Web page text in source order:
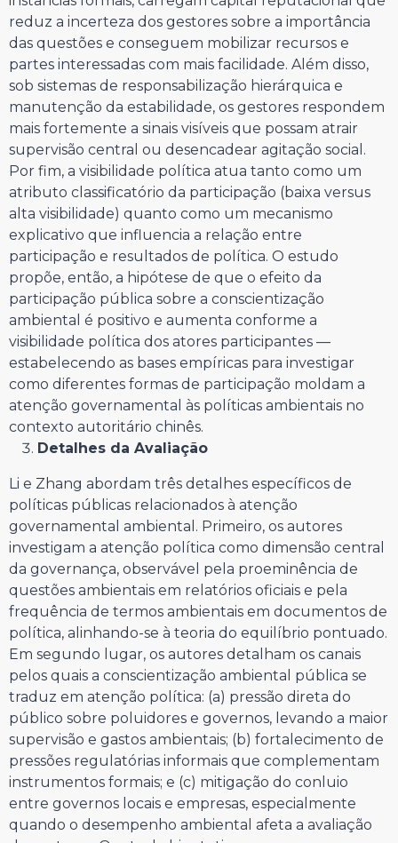
reduz a incerteza dos gestores sobre a importância
das questões e conseguem mobilizar recursos e
partes interessadas com mais facilidade. Além disso,
sob sistemas de responsabilização hierárquica e
manutenção da estabilidade, os gestores respondem
mais fortemente a sinais visíveis que possam atrair
supervisão central ou desencadear agitação social.
Por fim, a visibilidade política atua tanto como um
atributo classificatório da participação (baixa versus
alta visibilidade) quanto como um mecanismo
explicativo que influencia a relação entre
participação e resultados de política. O estudo
propõe, então, a hipótese de que o efeito da
participação pública sobre a conscientização
ambiental é positivo e aumenta conforme a
visibilidade política dos atores participantes —
estabelecendo as bases empíricas para investigar
como diferentes formas de participação moldam a
atenção governamental às políticas ambientais no
contexto autoritário chinês.
Detalhes da Avaliação
Li e Zhang abordam três detalhes específicos de
políticas públicas relacionados à atenção
governamental ambiental. Primeiro, os autores
investigam a atenção política como dimensão central
da governança, observável pela proeminência de
questões ambientais em relatórios oficiais e pela
frequência de termos ambientais em documentos de
política, alinhando-se à teoria do equilíbrio pontuado.
Em segundo lugar, os autores detalham os canais
pelos quais a conscientização ambiental pública se
traduz em atenção política: (a) pressão direta do
público sobre poluidores e governos, levando a maior
supervisão e gastos ambientais; (b) fortalecimento de
pressões regulatórias informais que complementam
instrumentos formais; e (c) mitigação do conluio
entre governos locais e empresas, especialmente
quando o desempenho ambiental afeta a avaliação